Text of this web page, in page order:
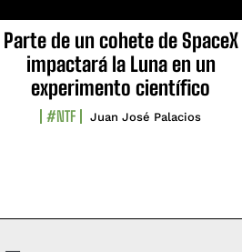
Parte de un cohete de SpaceX
impactará la Luna en un
experimento científico
#NTF Juan José Palacios